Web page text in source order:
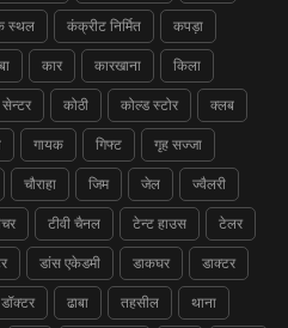
स्थल कंक्रीट निर्मित कपड़ा
कार कारखाना किला
सेन्टर कोठी कोल्ड स्टोर क्लब
गायक गिफ्ट गृह सज्जा
चौराहा जिम जेल ज्वैलरी
टीवी चैनल टेन्ट हाउस टेलर
डांस एकेडमी डाकघर डाक्टर
डॉक्टर ढाबा तहसील थाना